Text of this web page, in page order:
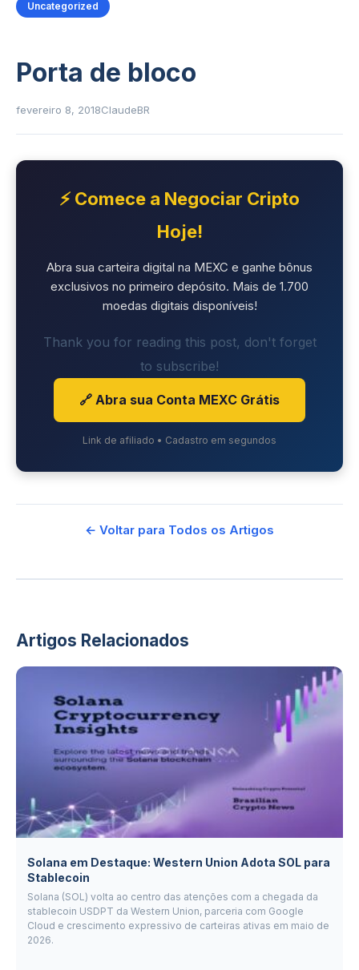
Uncategorized
Porta de bloco
fevereiro 8, 2018ClaudeBR
⚡ Comece a Negociar Cripto
Hoje!
Abra sua carteira digital na MEXC e ganhe bônus
exclusivos no primeiro depósito. Mais de 1.700
moedas digitais disponíveis!
Thank you for reading this post, don't forget
to subscribe!
🔗 Abra sua Conta MEXC Grátis
Link de afiliado • Cadastro em segundos
← Voltar para Todos os Artigos
Artigos Relacionados
Solana em Destaque: Western Union Adota SOL para
Stablecoin
Solana (SOL) volta ao centro das atenções com a chegada da
stablecoin USDPT da Western Union, parceria com Google
Cloud e crescimento expressivo de carteiras ativas em maio de
2026.